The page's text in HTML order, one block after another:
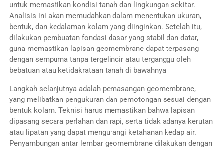
untuk memastikan kondisi tanah dan lingkungan sekitar.
Analisis ini akan memudahkan dalam menentukan ukuran,
bentuk, dan kedalaman kolam yang diinginkan. Setelah itu,
dilakukan pembuatan fondasi dasar yang stabil dan datar,
guna memastikan lapisan geomembrane dapat terpasang
dengan sempurna tanpa tergelincir atau terganggu oleh
bebatuan atau ketidakrataan tanah di bawahnya.
Langkah selanjutnya adalah pemasangan geomembrane,
yang melibatkan pengukuran dan pemotongan sesuai dengan
bentuk kolam. Teknisi harus memastikan bahwa lapisan
dipasang secara perlahan dan rapi, serta tidak adanya kerutan
atau lipatan yang dapat mengurangi ketahanan kedap air.
Penyambungan antar lembar geomembrane dilakukan dengan